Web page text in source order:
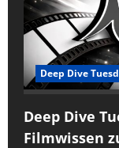
Deep Dive
Deep Dive
Filmwissen